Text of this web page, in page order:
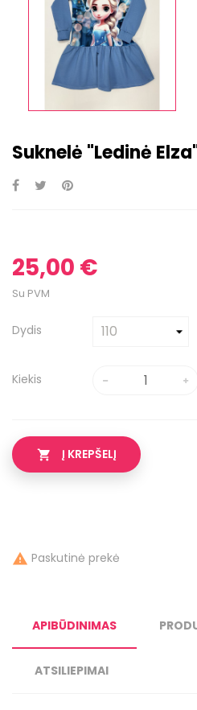
Suknelė "Ledinė
25,00 €
Su PVM
Dydis
Kiekis
 Į KREPŠELĮ
 Paskutinė prekė
APIBŪDINIMAS
ATSILIEPIMAI